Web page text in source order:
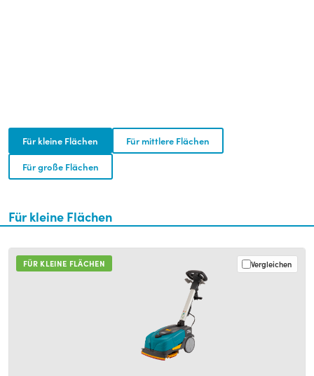
Für kleine Flächen Für mittlere Flächen
Für große Flächen
Für kleine Flächen
FÜR KLEINE FLÄCHEN Vergleichen